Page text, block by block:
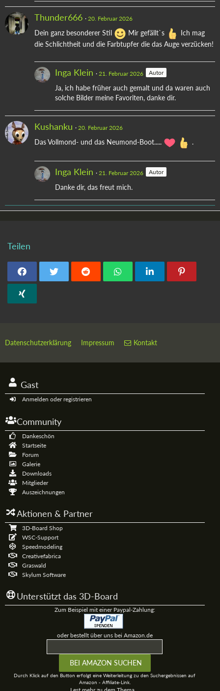
Thunder666 20. Februar 2026
Dein ganz besonderer Stil Mir gefällt`s
Ich mag
die Schlichtheit und die Farbtupfer die das Auge verzücken!
Inga Klein 21. Februar 2026 Autor
Ja, ich habe früher auch gemalt und da waren auch
solche Bilder meine Favoriten, danke dir.
Kushanku 20. Februar 2026
Das Vollmond- und das Neumond-Boot..... .
Inga Klein 21. Februar 2026 Autor
Danke dir, das freut mich.
Teilen
Datenschutzerklärung Impressum Kontakt
Gast
Anmelden oder registrieren
Community
Dankeschön
Startseite
Forum
Galerie
Downloads
Mitglieder
Auszeichnungen
Aktionen & Partner
3D-Board Shop
WSC-Support
Speedmodeling
Creativefabrica
Graswald
Skylum Software
Unterstützt das 3D-Board
Zum Beispiel mit einer Paypal-Zahlung:
oder bestellt über uns bei Amazon.de
Durch Klick auf den Button erfolgt eine Weiterleitung zu den Suchergebnissen auf
Amazon - Affiliate-Link.